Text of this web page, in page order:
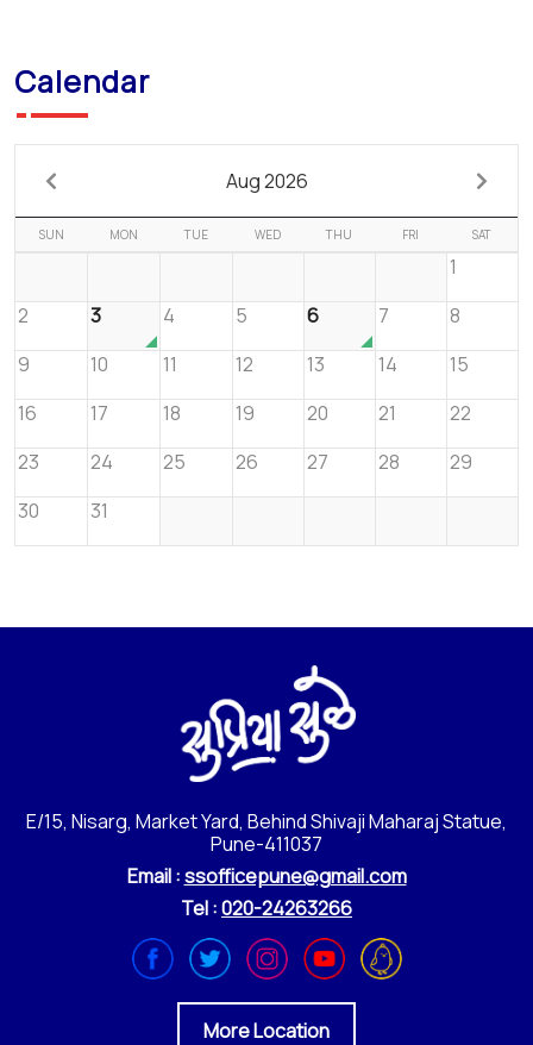
Calendar
Aug 2026
SUN MON TUE WED THU FRI SAT
1
2
3 4 5 6 7
8
9
10 11 12 13 14
15
16
17 18 19 20 21
22
23
24 25 26 27 28
29
30
31
E/15, Nisarg, Market Yard, Behind Shivaji Maharaj Statue,
Pune-411037
Email :ssofficepune@gmail.com
Tel :020-24263266
More Location